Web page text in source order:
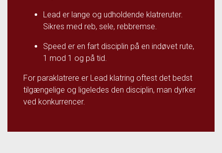
Lead er lange og udholdende klatreruter.
Sikres med reb, sele, rebbremse.
Speed er en fart disciplin på en indøvet rute,
1 mod 1 og på tid.
For paraklatrere er Lead klatring oftest det bedst
tilgængelige og ligeledes den disciplin, man dyrker
ved konkurrencer.